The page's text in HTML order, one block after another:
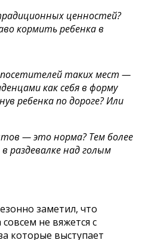
ценностей?
кормить ребенка в
таких мест —
как себя в форму
ребенка по дороге? Или
— это норма? Тем более
раздевалке над голым
заметил, что
не вяжется с
которые выступает